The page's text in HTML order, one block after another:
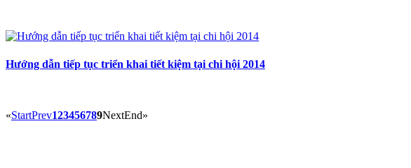
Hướng dẫn tiếp tục triển khai tiết kiệm tại chi hội 2014
«StartPrev123456789NextEnd»